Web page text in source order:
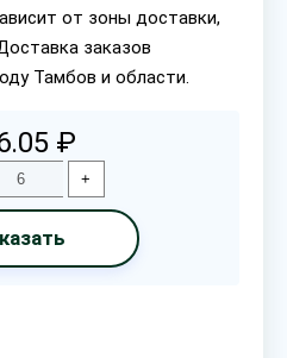
от зоны доставки,
заказов
Тамбов и области.
₽
+